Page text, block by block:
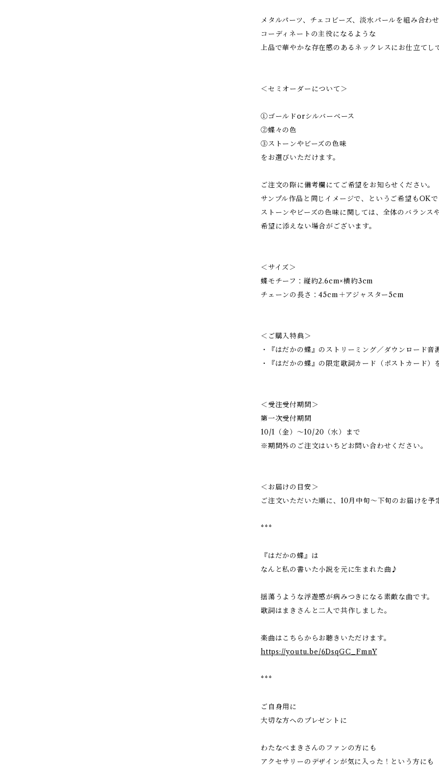
メタルパーツ、チェコビーズ、淡水パールを組み合わせ
コーディネートの主役になるような
上品で華やかな存在感のあるネックレスにお仕立てし
＜セミオーダーについて＞
①ゴールドorシルバーベース
②蝶々の色
③ストーンやビーズの色味
をお選びいただけます。
ご注文の際に備考欄にてご希望をお知らせください。
サンプル作品と同じイメージで、というご希望もOK
ストーンやビーズの色味に関しては、全体のバランス
希望に添えない場合がございます。
＜サイズ＞
蝶モチーフ：縦約2.6cm×横約3cm
チェーンの長さ：45cm＋アジャスター5cm
＜ご購入特典＞
・『はだかの蝶』のストリーミング／ダウンロード
・『はだかの蝶』の限定歌詞カード（ポストカード）
＜受注受付期間＞
第一次受付期間
10/1（金）〜10/20（水）まで
※期間外のご注文はいちどお問い合わせください。
＜お届けの目安＞
ご注文いただいた順に、10月中旬〜下旬のお届けを予
***
『はだかの蝶』は
なんと私の書いた小説を元に生まれた曲♪
揺蕩うような浮遊感が病みつきになる素敵な曲です。
歌詞はまきさんと二人で共作しました。
楽曲はこちらからお聴きいただけます。
https://youtu.be/6DsqGC_FmnY
***
ご自身用に
大切な方へのプレゼントに
わたなべまきさんのファンの方にも
アクセサリーのデザインが気に入った！という方にも